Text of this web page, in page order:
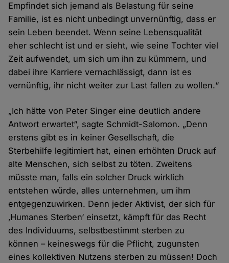
Empfindet sich jemand als Belastung für seine
Familie, ist es nicht unbedingt unvernünftig, dass er
sein Leben beendet. Wenn seine Lebensqualität
eher schlecht ist und er sieht, wie seine Tochter viel
Zeit aufwendet, um sich um ihn zu kümmern, und
dabei ihre Karriere vernachlässigt, dann ist es
vernünftig, ihr nicht weiter zur Last fallen zu wollen.“
„Ich hätte von Peter Singer eine deutlich andere
Antwort erwartet“, sagte Schmidt-Salomon. „Denn
erstens gibt es in keiner Gesellschaft, die
Sterbehilfe legitimiert hat, einen erhöhten Druck auf
alte Menschen, sich selbst zu töten. Zweitens
müsste man, falls ein solcher Druck wirklich
entstehen würde, alles unternehmen, um ihm
entgegenzuwirken. Denn jeder Aktivist, der sich für
‚Humanes Sterben‘ einsetzt, kämpft für das Recht
des Individuums, selbstbestimmt sterben zu
können – keineswegs für die Pflicht, zugunsten
eines kollektiven Nutzens sterben zu müssen! Doch